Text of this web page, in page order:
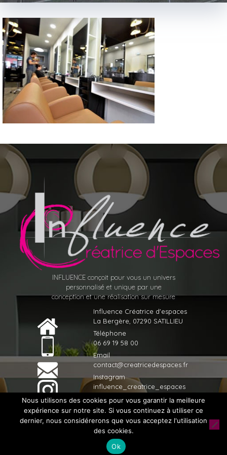
INFLUENCE conçoit pour vous un univers
personnalisé et unique par une
conception et une réalisation sur mesure
Influence Créatrice d'espaces
La Bergère, 07290 SATILLIEU
Téléphone
06 69 19 58 00
Email
contact@creatricedespaces.fr
Instagram
influence_creatrice_espaces
© 2020 Influence Créatrice d'espaces - Tous droits réservés -
Licom Développement
RGPD
Nous utilisons des cookies pour vous garantir la meilleure
expérience sur notre site. Si vous continuez à utiliser ce
dernier, nous considérerons que vous acceptez l'utilisation
des cookies.
Ok